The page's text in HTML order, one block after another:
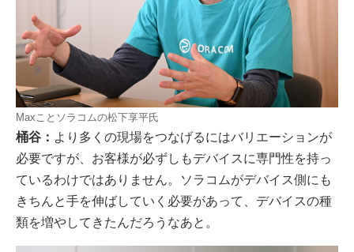
Maxことソラコムの松下享平氏
桶谷： より多くの現場をつなげるにはバリエーションが
必要ですが、お客様が必ずしもデバイスに専門性を持っ
ているわけではありません。ソラコムがデバイス側にも
きちんと手を伸ばしていく必要があって、デバイスの種
類を増やしてきたんだろうなあと。